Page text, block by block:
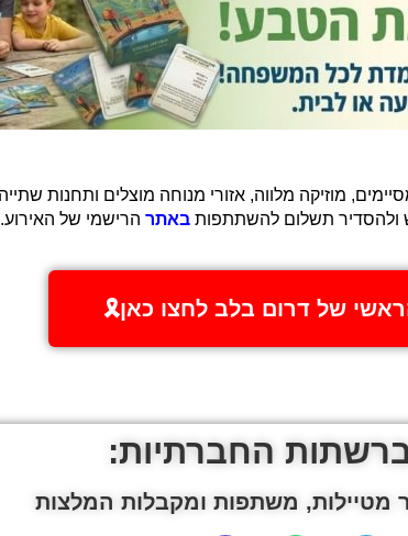
ולהסדיר תשלום להשתתפות באתר הרישמי של האירוע.
של דרום בלב לחצו כאן🎗️
החברתיות:
משתפות ומקבלות המלצות